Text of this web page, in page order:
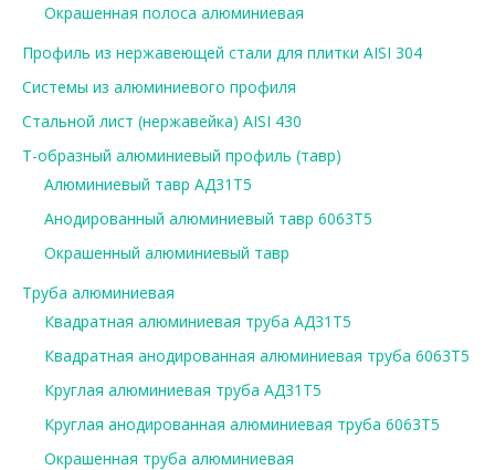
Окрашенная полоса алюминиевая
Профиль из нержавеющей стали для плитки AISI 304
Системы из алюминиевого профиля
Стальной лист (нержавейка) AISI 430
Т-образный алюминиевый профиль (тавр)
Алюминиевый тавр АД31Т5
Анодированный алюминиевый тавр 6063Т5
Окрашенный алюминиевый тавр
Труба алюминиевая
Квадратная алюминиевая труба АД31Т5
Квадратная анодированная алюминиевая труба 6063Т5
Круглая алюминиевая труба АД31Т5
Круглая анодированная алюминиевая труба 6063Т5
Окрашенная труба алюминиевая